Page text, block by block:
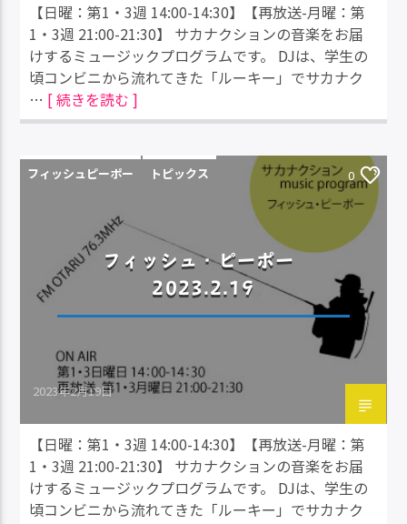
【日曜：第1・3週 14:00-14:30】【再放送-月曜：第
1・3週 21:00-21:30】 サカナクションの音楽をお届
けするミュージックプログラムです。 DJは、学生の
頃コンビニから流れてきた「ルーキー」でサカナク
… [ 続きを読む ]
フィッシュピーポー トピックス 0
フィッシュ・ピーポー
2023.2.19
2023年2月19日
【日曜：第1・3週 14:00-14:30】【再放送-月曜：第
1・3週 21:00-21:30】 サカナクションの音楽をお届
けするミュージックプログラムです。 DJは、学生の
頃コンビニから流れてきた「ルーキー」でサカナク